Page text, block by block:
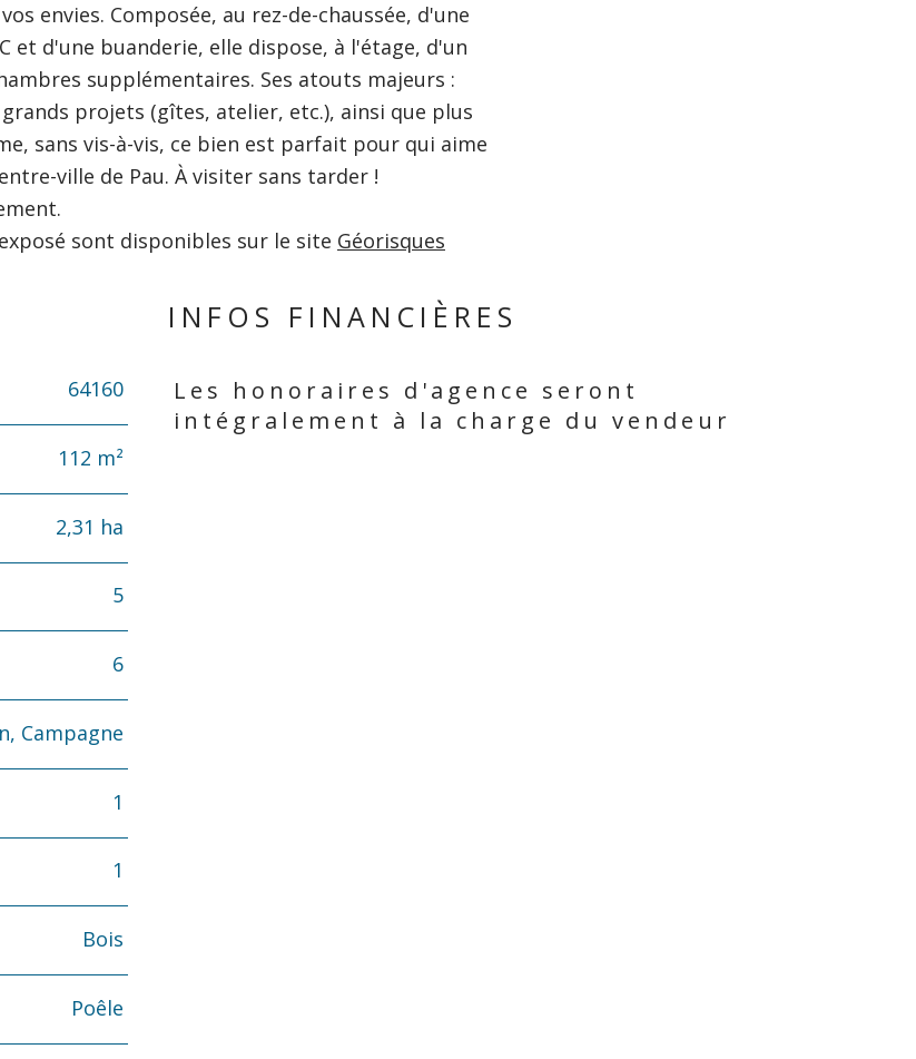
envies. Composée, au rez-de-chaussée, d'une
et d'une buanderie, elle dispose, à l'étage, d'un
supplémentaires. Ses atouts majeurs :
projets (gîtes, atelier, etc.), ainsi que plus
sans vis-à-vis, ce bien est parfait pour qui aime
ville de Pau. À visiter sans tarder !
sont disponibles sur le site Géorisques
64160
112 m²
2,31 ha
5
6
Campagne
1
1
Bois
Poêle
INFOS FINANCIÈRES
Caractéristiques Valeurs
Les honoraires d'agence seront
intégralement à la charge du vendeur